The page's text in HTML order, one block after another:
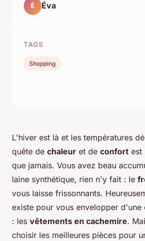
L'hiver est là et les températures
quête de chaleur et de confort est
que jamais. Vous avez beau
laine synthétique, rien n'y fait : le
vous laisse frissonnants.
existe pour vous envelopper d'une
: les vêtements en cachemire.
choisir les meilleures pièces pour
É Éva
TAGS
Shopping